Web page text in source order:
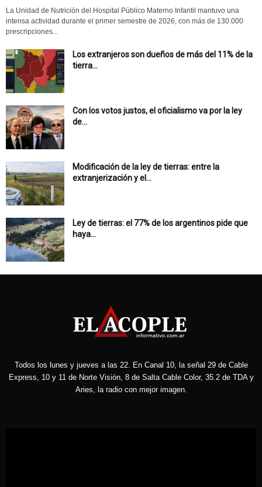
La Unidad de Nutrición del Hospital Público Materno Infantil mantuvo una
intensa actividad durante el primer semestre de 2026, con más de 130.000
prescripciones...
Los extranjeros son dueños de más del 11% de la
tierra...
Con los votos justos, el oficialismo va por la ley
de...
Modificación de la ley de tierras: entre la
extranjerización y el...
Ley de tierras: el 77% de los argentinos pide que
haya...
Todos los lunes y jueves a las 22. En Canal 10, la señal 29 de Cable
Express, 10 y 11 de Norte Visión, 8 de Salta Cable Color, 35.2 de TDA y
Aries, la radio con mejor imagen.